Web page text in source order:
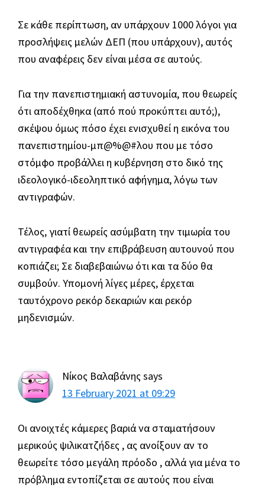
Σε κάθε περίπτωση, αν υπάρχουν 1000 λόγοι για
προσλήψεις μελών ΔΕΠ (που υπάρχουν), αυτός
που αναφέρεις δεν είναι μέσα σε αυτούς.
Για την πανεπιστημιακή αστυνομία, που θεωρείς
ότι αποδέχθηκα (από πού προκύπτει αυτό;),
σκέψου όμως πόσο έχει ενισχυθεί η εικόνα του
πανεπιστημίου-μπ@%@#λου που με τόσο
στόμφο προβάλλει η κυβέρνηση στο δικό της
ιδεολογικό-ιδεοληπτικό αφήγημα, λόγω των
αντιγραφών.
Τέλος, γιατί θεωρείς ασύμβατη την τιμωρία του
αντιγραφέα και την επιβράβευση αυτουνού που
κοπιάζει; Σε διαβεβαιώνω ότι και τα δύο θα
συμβούν. Υπομονή λίγες μέρες, έρχεται
ταυτόχρονο ρεκόρ δεκαριών και ρεκόρ
μηδενισμών.
Νίκος Βαλαβάνηςsays
13 February 2021 at 09:29
Οι ανοιχτές κάμερες βαριά να σταματήσουν
μερικούς ψιλικατζήδες , ας ανοίξουν αν το
θεωρείτε τόσο μεγάλη πρόοδο , αλλά για μένα το
πρόβλημα εντοπίζεται σε αυτούς που είναι